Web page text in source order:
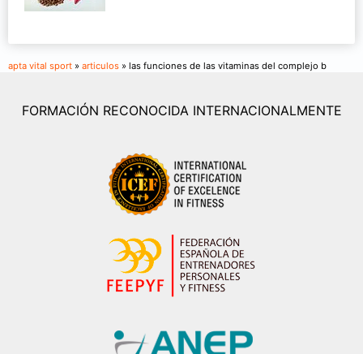
apta vital sport » articulos » las funciones de las vitaminas del complejo b
FORMACIÓN RECONOCIDA INTERNACIONALMENTE